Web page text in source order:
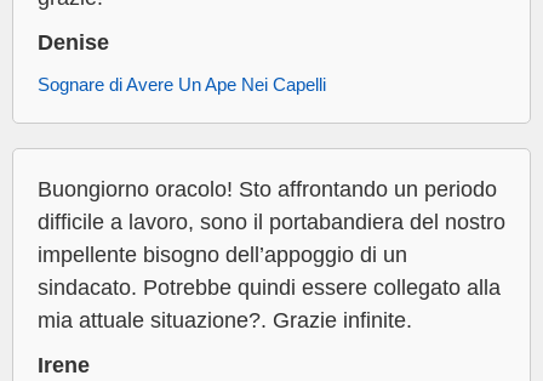
Denise
Sognare di Avere Un Ape Nei Capelli
Buongiorno oracolo! Sto affrontando un periodo
difficile a lavoro, sono il portabandiera del nostro
impellente bisogno dell’appoggio di un
sindacato. Potrebbe quindi essere collegato alla
mia attuale situazione?. Grazie infinite.
Irene